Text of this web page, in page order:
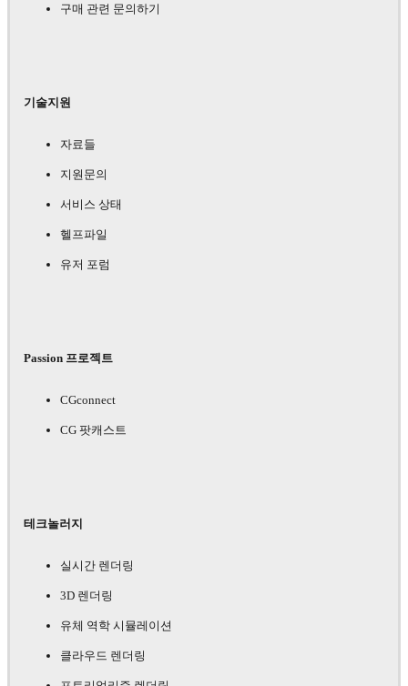
구매 관련 문의하기
기술지원
자료들
지원문의
서비스 상태
헬프파일
유저 포럼
Passion 프로젝트
CGconnect
CG 팟캐스트
테크놀러지
실시간 렌더링
3D 렌더링
유체 역학 시뮬레이션
클라우드 렌더링